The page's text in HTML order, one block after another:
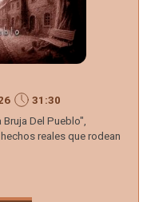
31:30
Del Pueblo",
reales que rodean